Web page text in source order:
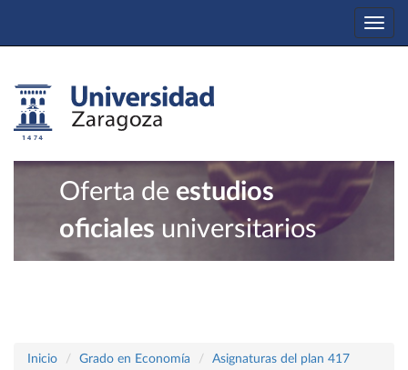
Oferta de estudios
oficiales universitarios
Inicio Grado en Economía
Asignaturas del plan 417